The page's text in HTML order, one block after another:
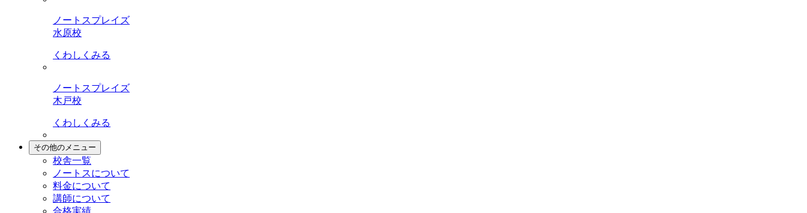
ノートスプレイズ
水原校
くわしくみる
ノートスプレイズ
木戸校
くわしくみる
その他のメニュー
校舎一覧
ノートスについて
料金について
講師について
合格実績